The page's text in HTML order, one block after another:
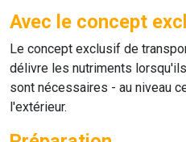
Avec le concept
Le concept exclusif de
délivre les nutriments
sont nécessaires - au niveau
l'extérieur.